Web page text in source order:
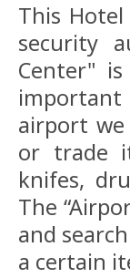
This
security
Center"
airport we
or trade
knifes,
The
and
a certain